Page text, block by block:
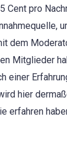
Cent pro
dem
Mitglieder
einer
hier
erfahren